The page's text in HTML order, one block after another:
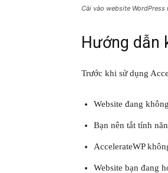
Cài vào website
Hướng dẫn
Trước khi sử dụng
Website đang
Bạn nên tắt tính
AccelerateWP
Website bạn đang